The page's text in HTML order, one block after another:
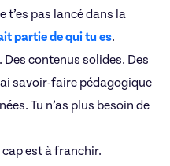
t’es pas lancé dans la
partie de qui tu es.
contenus solides. Des
savoir-faire pédagogique
Tu n’as plus besoin de
est à franchir.